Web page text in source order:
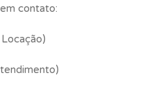
contato: